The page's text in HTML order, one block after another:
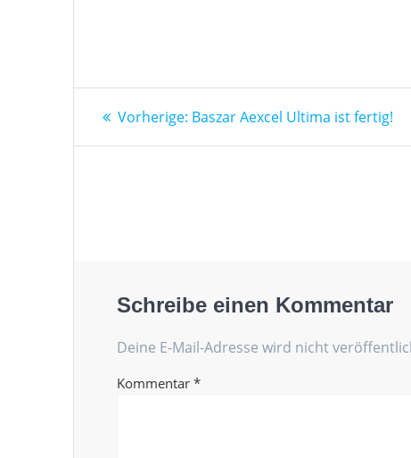
Beitragsnavigation
Vorherige: Vorheriger
Baszar Aexcel Ultima ist fertig!
Schreibe einen Kommentar
Deine E-Mail-Adresse wird nicht
Kommentar*